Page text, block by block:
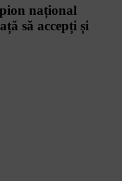
național
să accepți și